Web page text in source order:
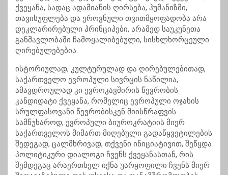
ქვეყანა, სადაც ადამიანის ღირსება, ჰუმანიზმი,
თავისუფლება და ეროვნული თვითმყოფადობა არა
დეკლარირებული პრინციპები, არამედ საუკუნეთა
განმავლობაში ჩამოყალიბებული, სისხლხორცეული
ღირებულებებია.
ისტორიულად, კულტურულად და ღირებულებითად,
საქართველო ევროპული სივრცის ნაწილია,
ამავდროულად კი ევროკავშირის წევრობის
კანდიდატი ქვეყანა, რომელიც ევროპული ოჯახის
სრულფასოვანი წევრობისკენ მიისწრაფვის.
სამწუხაროდ, ევროპული ბიუროკრატიის მიერ
საქართველოს მიმართ მიღებული გადაწყვეტილების
შედეგად, ცალმხრივად, თქვენი ინიციატივით, შეწყდა
პოლიტიკური დიალოგი ჩვენს ქვეყანასთან, რის
შემდეგაც არაერთხელ იქნა უარყოფილი ჩვენს მიერ